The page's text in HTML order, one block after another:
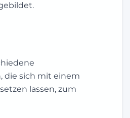
die sich mit einem
lassen, zum